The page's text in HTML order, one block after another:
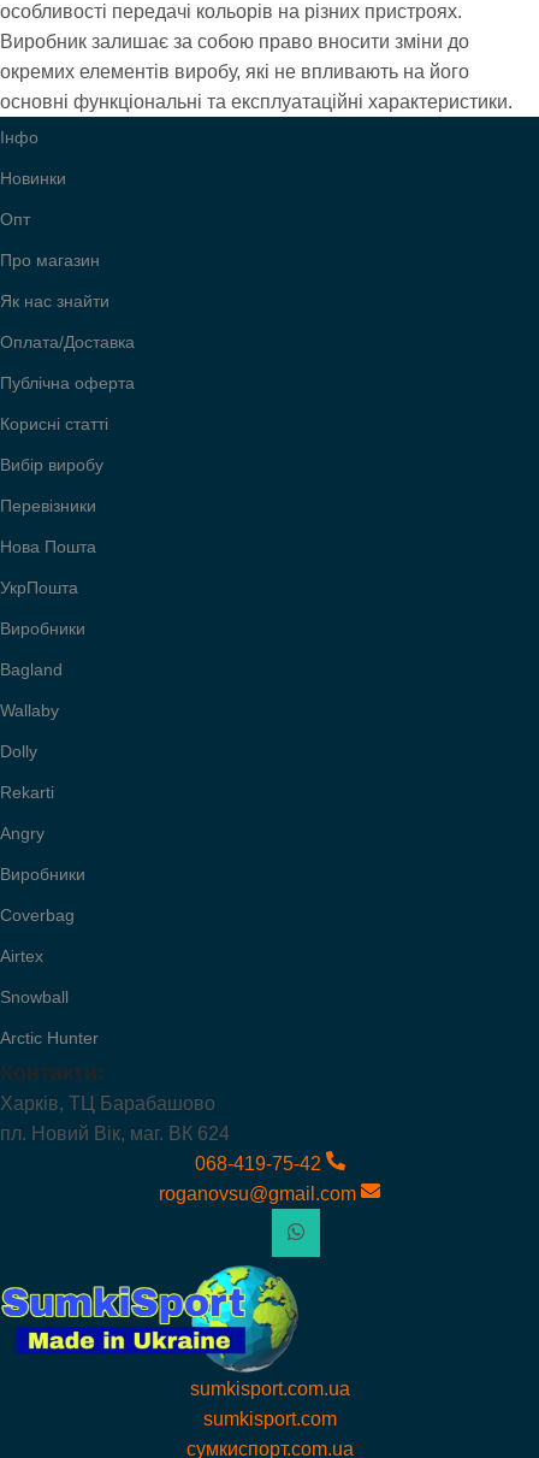
КЛАСИ старші
БРЕНД Dolly
КЛАСИ
БРЕНД Dolly
особливості передачі кольорів на різних пристроях.
Виробник залишає за собою право вносити зміни до
окремих елементів виробу, які не впливають на його
основні функціональні та експлуатаційні характеристики.
Інфо
Новинки
Опт
Про магазин
Як нас знайти
Оплата/Доставка
Публічна оферта
Корисні статті
Вибір виробу
Перевізники
Нова Пошта
УкрПошта
Виробники
Bagland
Wallaby
Dolly
Rekarti
Angry
Виробники
Coverbag
Airtex
Snowball
Arctic Hunter
Контакти:
Харків, ТЦ Барабашово
пл. Новий Вік, маг. ВК 624
068-419-75-42
roganovsu@gmail.com
sumkisport.com.ua
sumkisport.com
сумкиспорт.com.ua